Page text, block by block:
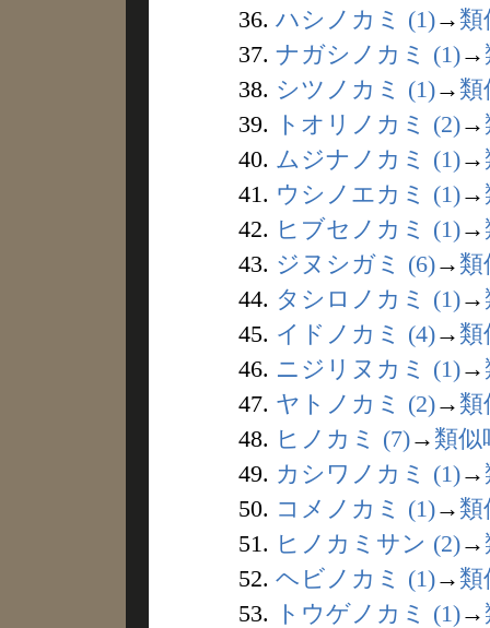
36. ハシノカミ (1)→ 類
37. ナガシノカミ (1)→
38. シツノカミ (1)→ 類
39.
トオリノカミ (2)→
40. ムジナノカミ (1)→
41. ウシノエカミ (1)→
42. ヒブセノカミ (1)→
43. ジヌシガミ (6)→ 類
44. タシロノカミ (1)→
45. イドノカミ (4)→ 類
46. ニジリヌカミ (1)→
47. ヤトノカミ (2)→ 類
48. ヒノカミ (7)→ 類似
49. カシワノカミ (1)→
50. コメノカミ (1)→ 類
51. ヒノカミサン (2)→
52. ヘビノカミ (1)→ 類
53.
トウゲノカミ (1)→